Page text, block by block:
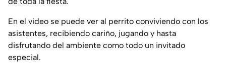
En el video se puede ver al perrito conviviendo con los
asistentes, recibiendo cariño, jugando y hasta
disfrutando del ambiente como todo un invitado
especial.